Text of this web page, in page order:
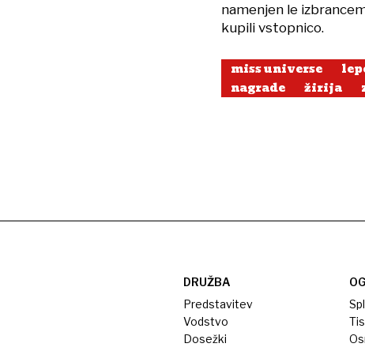
namenjen le
kupili vstopnico.
miss universe
nagrade
žirija
DRUŽBA
Predstavitev
Vodstvo
Dosežki